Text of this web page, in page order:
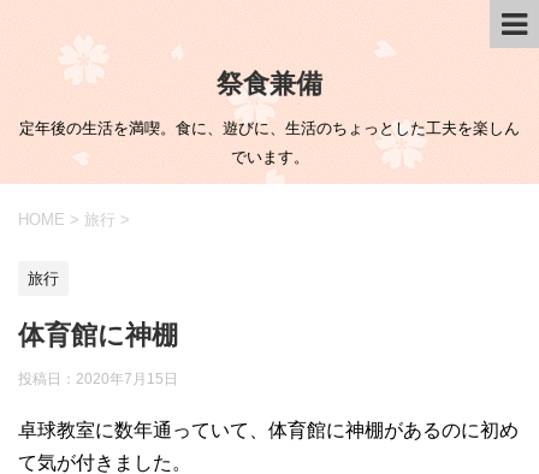
祭食兼備
定年後の生活を満喫。食に、遊びに、生活のちょっとした工夫を楽しん
でいます。
HOME > 旅行 >
旅行
体育館に神棚
投稿日： 2020年7月15日
卓球教室に数年通っていて、体育館に神棚があるのに初め
て気が付きました。